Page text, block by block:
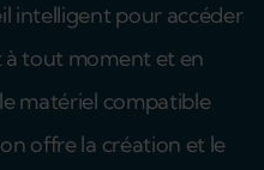
intelligent pour accéder
à tout moment et en
matériel compatible
offre la création et le